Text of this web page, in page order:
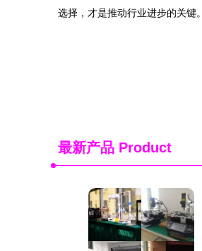
选择，才是推动行业进步的关键
最新产品 Product